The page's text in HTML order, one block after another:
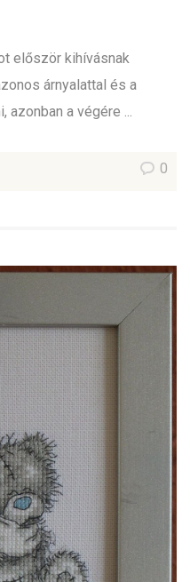
először kihívásnak
árnyalattal és a
azonban a végére ...
0